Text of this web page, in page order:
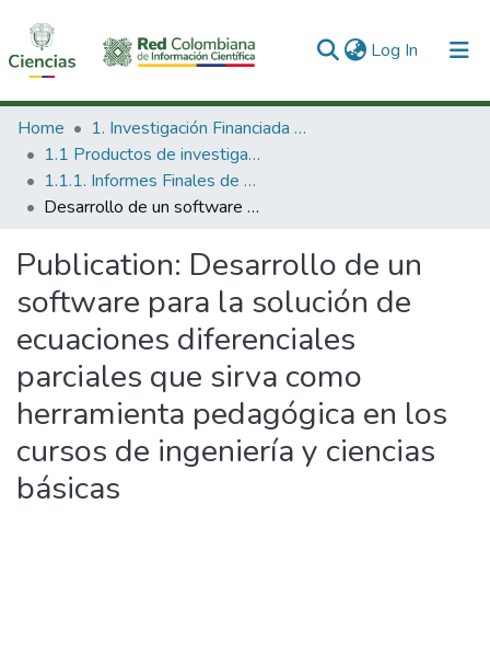
Log In (current)
Communities & Collections
All of DSpace
Statistics
Home
1. Investigación Financiada con Recursos Públicos
1.1 Productos de investigación
1.1.1. Informes Finales de Proyectos de Investigación
Desarrollo de un software para la solución de ecuaciones diferenciales parciales que sirva como herramienta pedagógica en los cursos de ingeniería y ciencias básicas
Publication: Desarrollo de un
software para la solución de
ecuaciones diferenciales
parciales que sirva como
herramienta pedagógica en los
cursos de ingeniería y ciencias
básicas